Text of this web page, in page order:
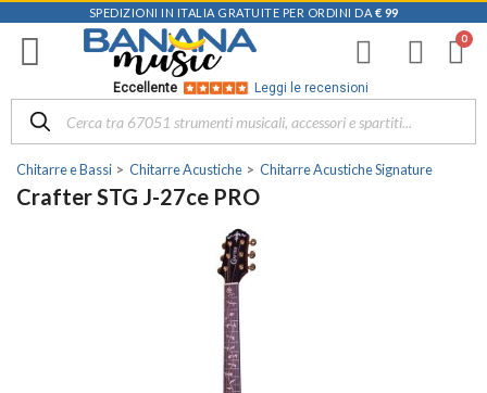
SPEDIZIONI IN ITALIA GRATUITE PER ORDINI DA € 99
Eccellente Leggi le recensioni
Chitarre e Bassi Chitarre Acustiche Chitarre Acustiche Signature
Crafter STG J-27ce PRO